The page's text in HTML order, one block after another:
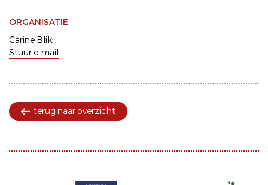
ORGANISATIE
Carine Bliki
Stuur e-mail
terug naar overzicht